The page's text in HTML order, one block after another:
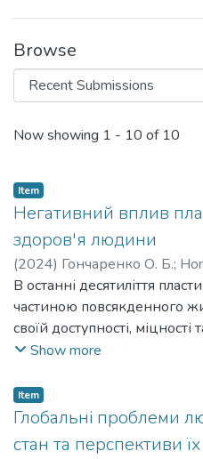
Browse
Recent Submissions
Now showing 1 - 10 of 10
Item
Негативний вплив
здоров'я людини
(2024) Гончаренко О. Б.;
Сергіївна ;Vakal Yuliia
В останні десятиліття
частиною повсякденного
своїй доступності, міцності
пластик знайшов широке
сферах. Однак, зі
посилюється й
пластикових відходів на
Show more
Item
Глобальні проблеми
стан та перспективи